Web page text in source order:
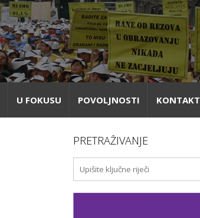
U FOKUSU POVOLJNOSTI KONTAKT
PRETRAŽIVANJE